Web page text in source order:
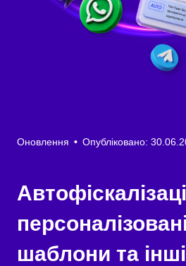
Оновлення • Опубліковано:
шаблони та інші